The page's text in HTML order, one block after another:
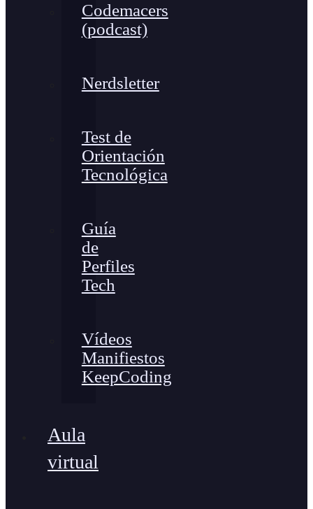
Codemacers
(podcast)
Nerdsletter
Test de
Orientación
Tecnológica
Guía
de
Perfiles
Tech
Vídeos
Manifiestos
KeepCoding
Aula
virtual